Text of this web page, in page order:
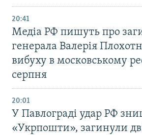
20:41
Медіа РФ пишуть про
генерала Валерія
вибуху в московському
серпня
20:01
У Павлограді удар РФ
«Укрпошти», загинули